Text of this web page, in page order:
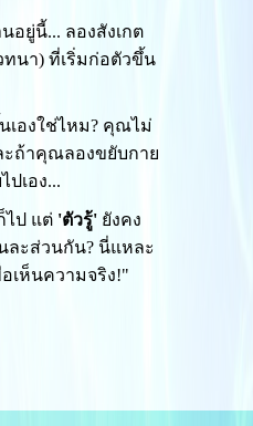
ยู่นี้... ลองสังเกต
นา) ที่เริ่มก่อตัวขึ้น
เองใช่ไหม? คุณไม่
ะถ้าคุณลองขยับกาย
ปเอง...
ป แต่ 'ตัวรู้'ยังคง
ละส่วนกัน? นี่แหละ
เห็นความจริง!"